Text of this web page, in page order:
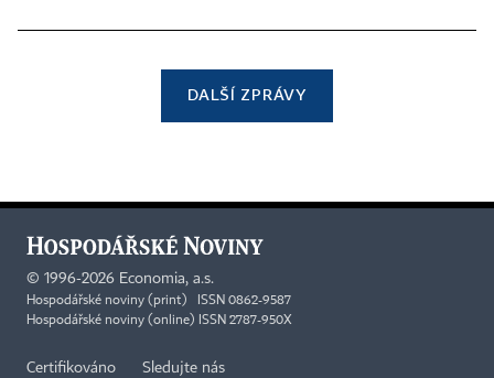
DALŠÍ ZPRÁVY
© 1996-2026 Economia, a.s.
Hospodářské noviny (print) ISSN 0862-9587
Hospodářské noviny (online) ISSN 2787-950X
Certifikováno Sledujte nás